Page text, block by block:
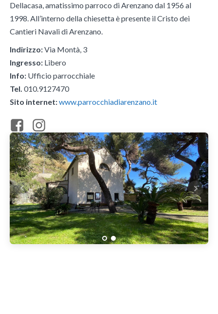
Dellacasa, amatissimo parroco di Arenzano dal 1956 al
1998. All’interno della chiesetta è presente il Cristo dei
Cantieri Navali di Arenzano.
Indirizzo:Via Montà, 3
Ingresso: Libero
Info: Ufficio parrocchiale
Tel. 010.9127470
Sito internet:www.parrocchiadiarenzano.it